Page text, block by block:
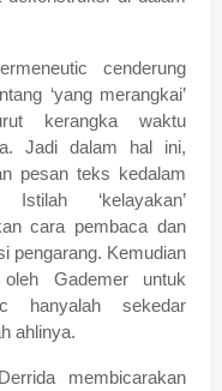
cenderung
‘yang merangkai’
kerangka waktu
Jadi dalam hal ini,
pesan teks kedalam
‘kelayakan’
cara pembaca dan
pengarang. Kemudian
oleh Gademer untuk
hanyalah sekedar
ahlinya.
membicarakan